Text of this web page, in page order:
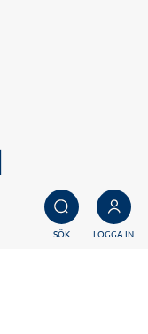
SÖK LOGGA IN